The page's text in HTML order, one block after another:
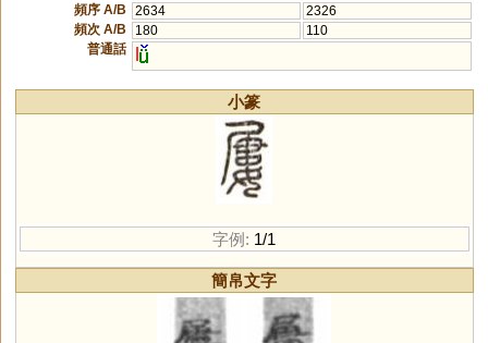
頻序 A/B
2634
2326
頻次 A/B
180
110
普通話
l
小篆
字例: 1/1
簡帛文字